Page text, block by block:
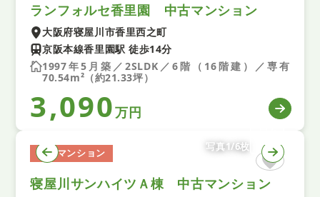
ランフォルセ香里園 中古マンション
大阪府寝屋川市香里西之町
京阪本線香里園駅 徒歩14分
1997年5月築／2SLDK／6階（16階建）／専有
70.54m²（約21.33坪）
3,090万円
中古マンション
写真1/6枚
寝屋川サンハイツＡ棟 中古マンション